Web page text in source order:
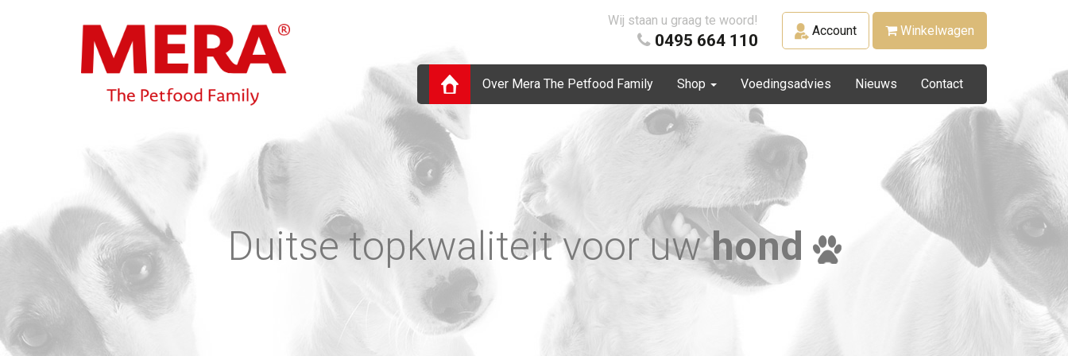
Wij staan u graag te woord!
0495 664 110
Account Winkelwagen
Over Mera The Petfood Family Shop Voedingsadvies Nieuws Contact
Duitse topkwaliteit voor uwhond